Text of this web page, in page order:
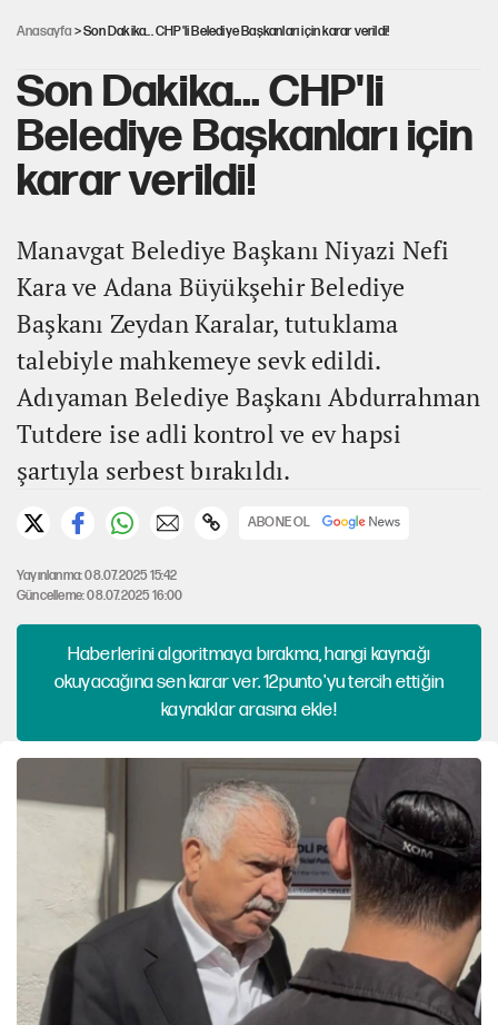
Anasayfa > Son Dakika... CHP'li Belediye Başkanları için karar verildi!
Son Dakika... CHP'li
Belediye Başkanları için
karar verildi!
Manavgat Belediye Başkanı Niyazi Nefi
Kara ve Adana Büyükşehir Belediye
Başkanı Zeydan Karalar, tutuklama
talebiyle mahkemeye sevk edildi.
Adıyaman Belediye Başkanı Abdurrahman
Tutdere ise adli kontrol ve ev hapsi
şartıyla serbest bırakıldı.
ABONE OL
Yayınlanma: 08.07.2025 15:42
Güncelleme: 08.07.2025 16:00
Haberlerini algoritmaya bırakma, hangi kaynağı
okuyacağına sen karar ver. 12punto'yu tercih ettiğin
kaynaklar arasına ekle!